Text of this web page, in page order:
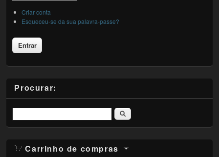
Criar conta
Esqueceu-se da sua palavra-passe?
Procurar:
Pesquisar
Carrinho de compras